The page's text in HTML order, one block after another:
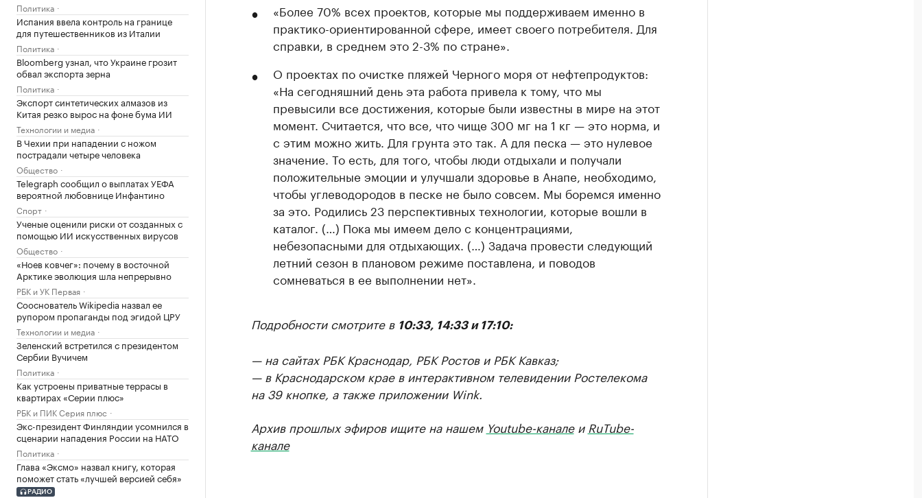
Политика
Испания ввела контроль на границе
для путешественников из Италии
Политика
Bloomberg узнал, что Украине грозит
обвал экспорта зерна
Политика
Экспорт синтетических алмазов из
Китая резко вырос на фоне бума ИИ
Технологии и медиа
В Чехии при нападении с ножом
пострадали четыре человека
Общество
Telegraph сообщил о выплатах УЕФА
вероятной любовнице Инфантино
Спорт
Ученые оценили риски от созданных с
помощью ИИ искусственных вирусов
Общество
«Ноев ковчег»: почему в восточной
Арктике эволюция шла непрерывно
РБК и УК Первая
Сооснователь Wikipedia назвал ее
рупором пропаганды под эгидой ЦРУ
Технологии и медиа
Зеленский встретился с президентом
Сербии Вучичем
Политика
Как устроены приватные террасы в
квартирах «Серии плюс»
РБК и ПИК Серия плюс
Экс-президент Финляндии усомнился в
сценарии нападения России на НАТО
Политика
Глава «Эксмо» назвал книгу, которая
поможет стать «лучшей версией себя»
РАДИО
«Более 70% всех проектов, которые мы поддерживаем именно в
практико-ориентированной сфере, имеет своего потребителя. Для
справки, в среднем это 2-3% по стране».
О проектах по очистке пляжей Черного моря от нефтепродуктов:
«На сегодняшний день эта работа привела к тому, что мы
превысили все достижения, которые были известны в мире на этот
момент. Считается, что все, что чище 300 мг на 1 кг — это норма, и
с этим можно жить. Для грунта это так. А для песка — это нулевое
значение. То есть, для того, чтобы люди отдыхали и получали
положительные эмоции и улучшали здоровье в Анапе, необходимо,
чтобы углеводородов в песке не было совсем. Мы боремся именно
за это. Родились 23 перспективных технологии, которые вошли в
каталог. (…) Пока мы имеем дело с концентрациями,
небезопасными для отдыхающих. (…) Задача провести следующий
летний сезон в плановом режиме поставлена, и поводов
сомневаться в ее выполнении нет».
Подробности смотрите в 10:33, 14:33 и 17:10:
— на сайтах РБК Краснодар, РБК Ростов и РБК Кавказ;
— в Краснодарском крае в интерактивном телевидении Ростелекома
на 39 кнопке, а также приложении Wink.
Архив прошлых эфиров ищите на нашем Youtube-каналеи RuTube-
канале